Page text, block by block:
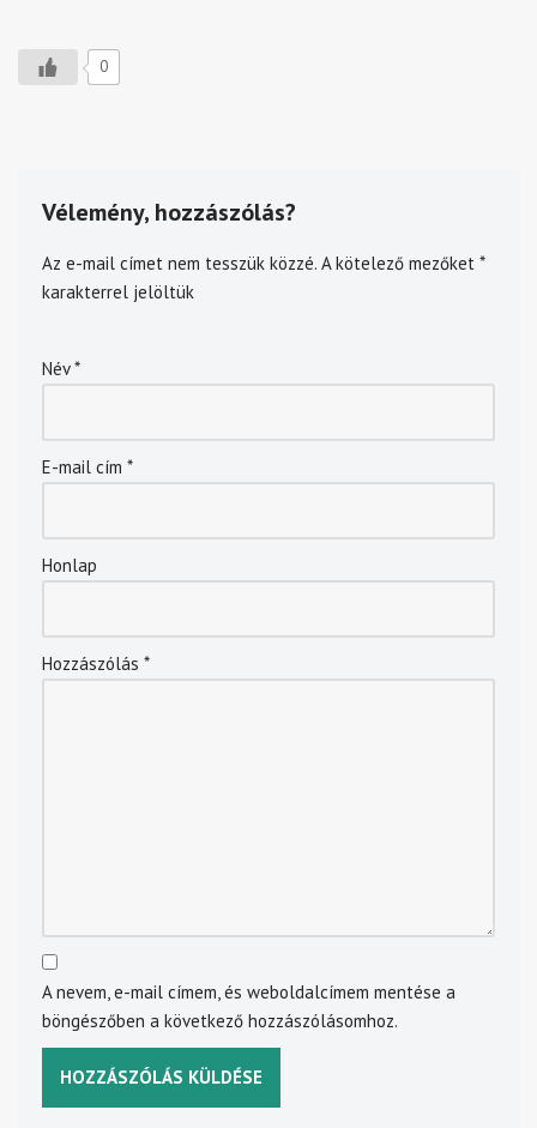
0
Vélemény, hozzászólás?
Az e-mail címet nem tesszük közzé. A kötelező mezőket *
karakterrel jelöltük
Név*
E-mail cím *
Honlap
Hozzászólás *
A nevem, e-mail címem, és weboldalcímem mentése a
böngészőben a következő hozzászólásomhoz.